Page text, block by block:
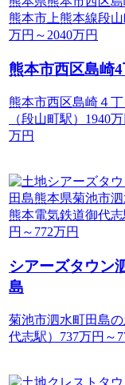
熊本市西区島崎4
熊本市西区島崎４
（段山町駅）1940万
万円
シアーズタウン
島
菊池市泗水町田島
代志駅）737万円 ～